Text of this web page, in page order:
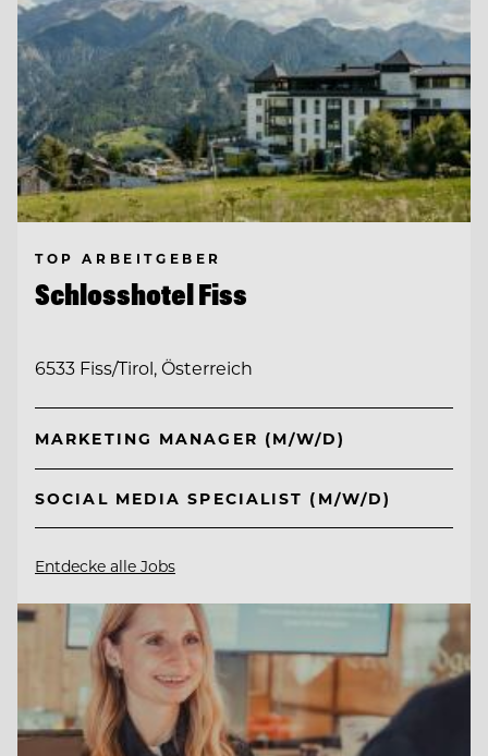
TOP ARBEITGEBER
Schlosshotel Fiss
6533 Fiss/Tirol, Österreich
MARKETING MANAGER (M/W/D)
SOCIAL MEDIA SPECIALIST (M/W/D)
Entdecke alle Jobs